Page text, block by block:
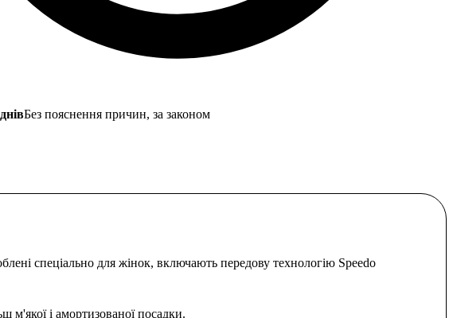
Без пояснення причин, за законом
спеціально для жінок, включають передову технологію Speedo
м'якої і амортизованої посадки.